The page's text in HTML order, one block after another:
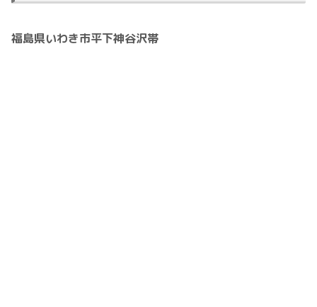
福島県いわき市平下神谷沢帯